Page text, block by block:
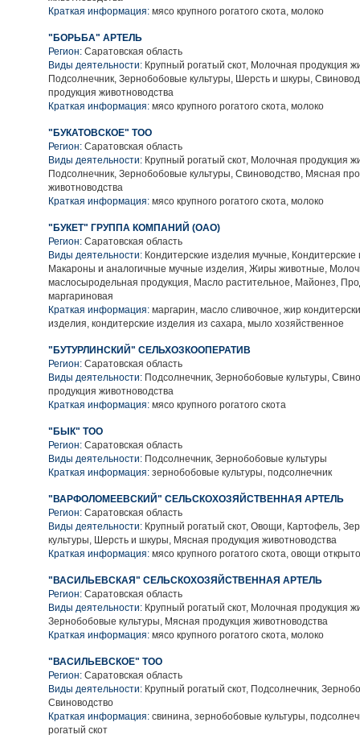
Краткая информация: мясо крупного рогатого скота, молоко
"БОРЬБА" АРТЕЛЬ
Регион: Саратовская область
Виды деятельности: Крупный рогатый скот, Молочная продукция
Подсолнечник, Зернобобовые культуры, Шерсть и шкуры,
продукция животноводства
Краткая информация: мясо крупного рогатого скота, молоко
"БУКАТОВСКОЕ" ТОО
Регион: Саратовская область
Виды деятельности: Крупный рогатый скот, Молочная продукция
Подсолнечник, Зернобобовые культуры, Свиноводство, Мясная
животноводства
Краткая информация: мясо крупного рогатого скота, молоко
"БУКЕТ" ГРУППА КОМПАНИЙ (ОАО)
Регион: Саратовская область
Виды деятельности: Кондитерские изделия мучные,
Макароны и аналогичные мучные изделия, Жиры животные,
маслосыродельная продукция, Масло растительное, Майонез,
маргариновая
Краткая информация: маргарин, масло сливочное, жир
изделия, кондитерские изделия из сахара, мыло хозяйственное
"БУТУРЛИНСКИЙ" СЕЛЬХОЗКООПЕРАТИВ
Регион: Саратовская область
Виды деятельности: Подсолнечник, Зернобобовые культуры,
продукция животноводства
Краткая информация: мясо крупного рогатого скота
"БЫК" ТОО
Регион: Саратовская область
Виды деятельности: Подсолнечник, Зернобобовые культуры
Краткая информация: зернобобовые культуры, подсолнечник
"ВАРФОЛОМЕЕВСКИЙ" СЕЛЬСКОХОЗЯЙСТВЕННАЯ АРТЕЛЬ
Регион: Саратовская область
Виды деятельности: Крупный рогатый скот, Овощи, Картофель,
культуры, Шерсть и шкуры, Мясная продукция животноводства
Краткая информация: мясо крупного рогатого скота, овощи
"ВАСИЛЬЕВСКАЯ" СЕЛЬСКОХОЗЯЙСТВЕННАЯ АРТЕЛЬ
Регион: Саратовская область
Виды деятельности: Крупный рогатый скот, Молочная продукция
Зернобобовые культуры, Мясная продукция животноводства
Краткая информация: мясо крупного рогатого скота, молоко
"ВАСИЛЬЕВСКОЕ" ТОО
Регион: Саратовская область
Виды деятельности: Крупный рогатый скот, Подсолнечник,
Свиноводство
Краткая информация: свинина, зернобобовые культуры,
рогатый скот